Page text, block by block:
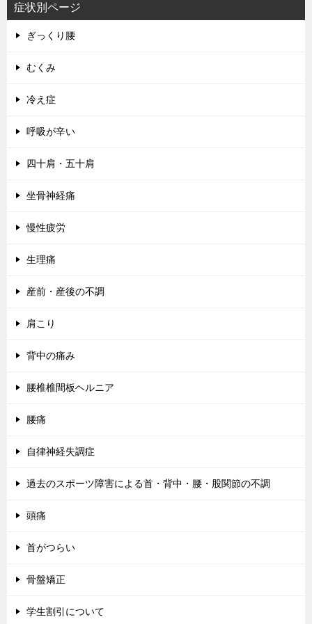
症状別ページ
ぎっくり腰
むくみ
冷え症
呼吸が辛い
四十肩・五十肩
坐骨神経痛
慢性疲労
生理痛
産前・産後の不調
肩こり
背中の痛み
腰椎椎間板ヘルニア
腰痛
自律神経失調症
過去のスポーツ障害による首・背中・腰・股関節の不調
頭痛
首がつらい
骨盤矯正
学生割引について